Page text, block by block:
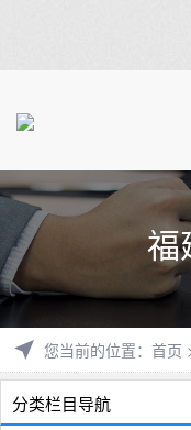
福
您当前的位置： 首页
分类栏目导航